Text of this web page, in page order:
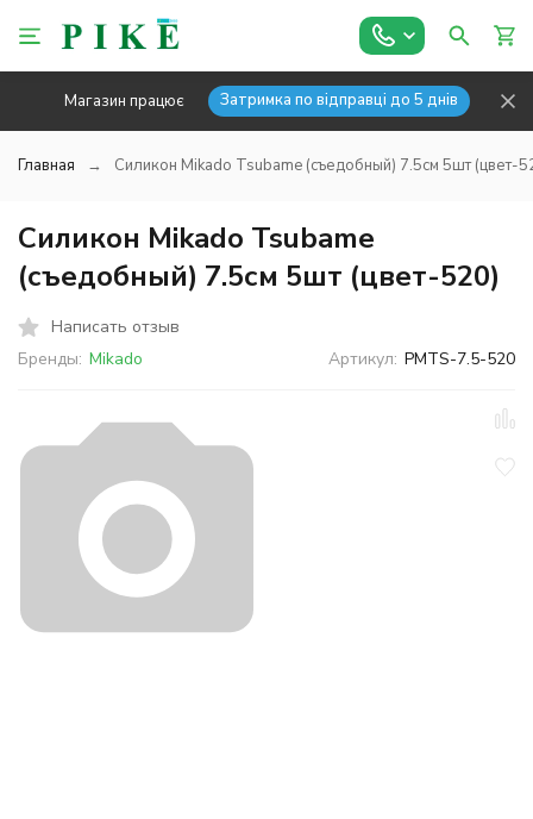
Магазин працює Затримка по відправці до 5 днів
Главная Силикон Mikado Tsubame (съедобный) 7.5см 5шт (цвет-
Силикон Mikado Tsubame
(съедобный) 7.5см 5шт (цвет-520)
Написать отзыв
Бренды: Mikado Артикул: PMTS-7.5-520